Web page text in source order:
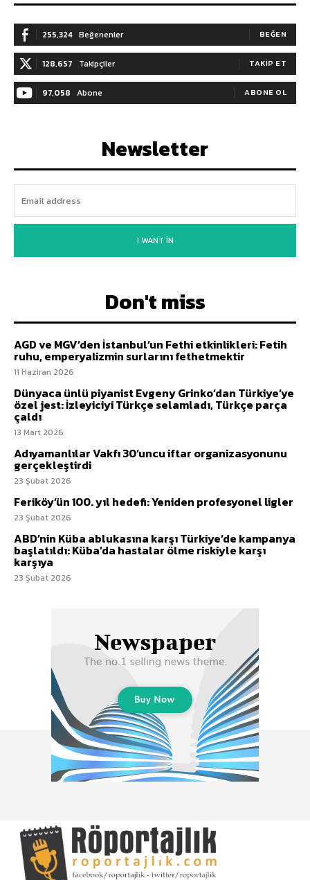
255,324 Beğenenler BEĞEN
128,657 Takipçiler TAKIP ET
97,058 Abone ABONE OL
Newsletter
I WANT IN
Don't miss
AGD ve MGV’den İstanbul’un Fethi etkinlikleri: Fetih
ruhu, emperyalizmin surlarını fethetmektir
11 Haziran 2026
Dünyaca ünlü piyanist Evgeny Grinko’dan Türkiye’ye
özel jest: İzleyiciyi Türkçe selamladı, Türkçe parça
çaldı
13 Mart 2026
Adıyamanlılar Vakfı 30’uncu iftar organizasyonunu
gerçekleştirdi
23 Şubat 2026
Feriköy’ün 100. yıl hedefi: Yeniden profesyonel ligler
23 Şubat 2026
ABD’nin Küba ablukasına karşı Türkiye’de kampanya
başlatıldı: Küba’da hastalar ölme riskiyle karşı
karşıya
23 Şubat 2026